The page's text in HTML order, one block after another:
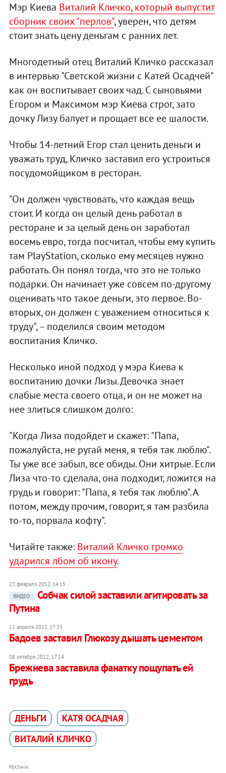
Мэр Киева Виталий Кличко, который выпустит
сборник своих "перлов", уверен, что детям
стоит знать цену деньгам с ранних лет.
Многодетный отец Виталий Кличко рассказал
в интервью "Светской жизни с Катей Осадчей"
как он воспитывает своих чад. С сыновьями
Егором и Максимом мэр Киева строг, зато
дочку Лизу балует и прощает все ее шалости.
Чтобы 14-летний Егор стал ценить деньги и
уважать труд, Кличко заставил его устроиться
посудомойщиком в ресторан.
"Он должен чувствовать, что каждая вещь
стоит. И когда он целый день работал в
ресторане и за целый день он заработал
восемь евро, тогда посчитал, чтобы ему купить
там PlayStation, сколько ему месяцев нужно
работать. Он понял тогда, что это не только
подарки. Он начинает уже совсем по-другому
оценивать что такое деньги, это первое. Во-
вторых, он должен с уважением относиться к
труду", – поделился своим методом
воспитания Кличко.
Несколько иной подход у мэра Киева к
воспитанию дочки Лизы. Девочка знает
слабые места своего отца, и он не может на
нее злиться слишком долго:
"Когда Лиза подойдет и скажет: "Папа,
пожалуйста, не ругай меня, я тебя так люблю".
Ты уже все забыл, все обиды. Они хитрые. Если
Лиза что-то сделала, она подходит, ложится на
грудь и говорит: "Папа, я тебя так люблю". А
потом, между прочим, говорит, я там разбила
то-то, порвала кофту".
Читайте также: Виталий Кличко громко
ударился лбом об икону.
23 февраля 2012, 14:15
ВИДЕО
Собчак силой заставили агитировать за
Путина
12 апреля 2012, 17:33
Бадоев заставил Глюкозу дышать цементом
08 октября 2012, 17:14
Брежнева заставила фанатку пощупать ей
грудь
ДЕНЬГИ
КАТЯ ОСАДЧАЯ
ВИТАЛИЙ КЛИЧКО
РЕКЛАМА